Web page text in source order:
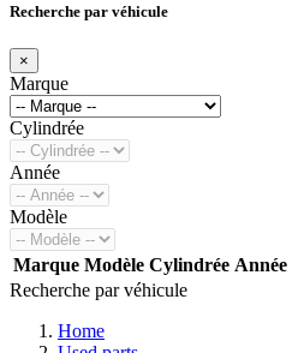
Recherche par véhicule
×
Marque
Cylindrée
Année
Modèle
Marque Modèle Cylindrée Année
Recherche par véhicule
Home